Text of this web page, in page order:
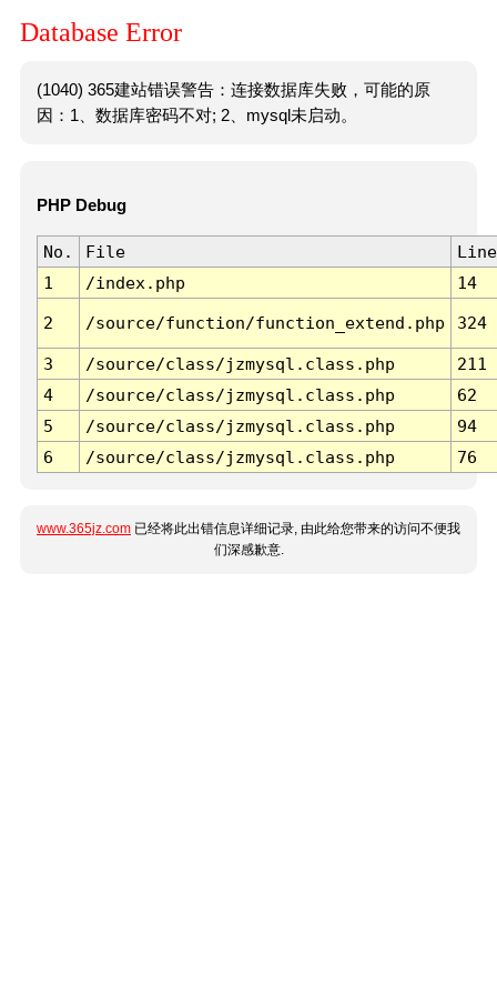
Database Error
(1040) 365建站错误警告：连接数据库失败，可能的原
因：1、数据库密码不对; 2、mysql未启动。
PHP Debug
No. File
Line
1
/index.php 14
2 /source/function/function_extend.php 324
3 /source/class/jzmysql.class.php
211
4
/source/class/jzmysql.class.php
62
5
/source/class/jzmysql.class.php
94
6
/source/class/jzmysql.class.php 76
www.365jz.com 已经将此出错信息详细记录, 由此给您带来的访问不便我
们深感歉意.